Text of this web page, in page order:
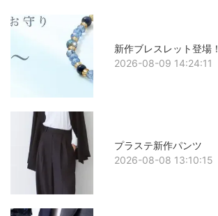
新作ブレスレット登場！
2026-08-09 14:24:11
プラステ新作パンツ
2026-08-08 13:10:15